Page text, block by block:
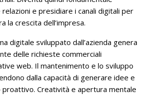
e presidiare i canali digitali per
la crescita dell’impresa.
digitale sviluppato dall’azienda genera
delle richieste commerciali
web. Il mantenimento e lo sviluppo
dalla capacità di generare idee e
proattivo. Creatività e apertura mentale